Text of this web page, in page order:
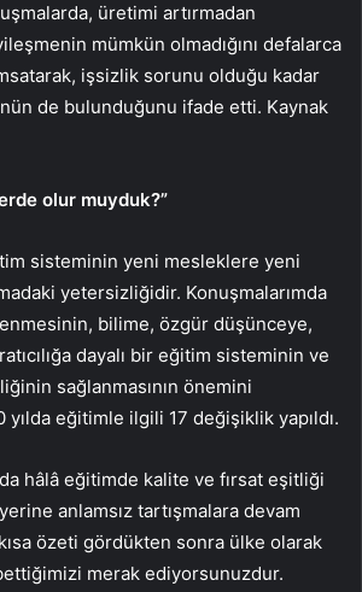
üretimi artırmadan
mümkün olmadığını defalarca
işsizlik sorunu olduğu kadar
de bulunduğunu ifade etti. Kaynak
olur muyduk?”
sisteminin yeni mesleklere yeni
yetersizliğidir. Konuşmalarımda
bilime, özgür düşünceye,
dayalı bir eğitim sisteminin ve
sağlanmasının önemini
yılda eğitimle ilgili 17 değişiklik yapıldı.
hâlâ eğitimde kalite ve fırsat eşitliği
anlamsız tartışmalara devam
özeti gördükten sonra ülke olarak
merak ediyorsunuzdur.